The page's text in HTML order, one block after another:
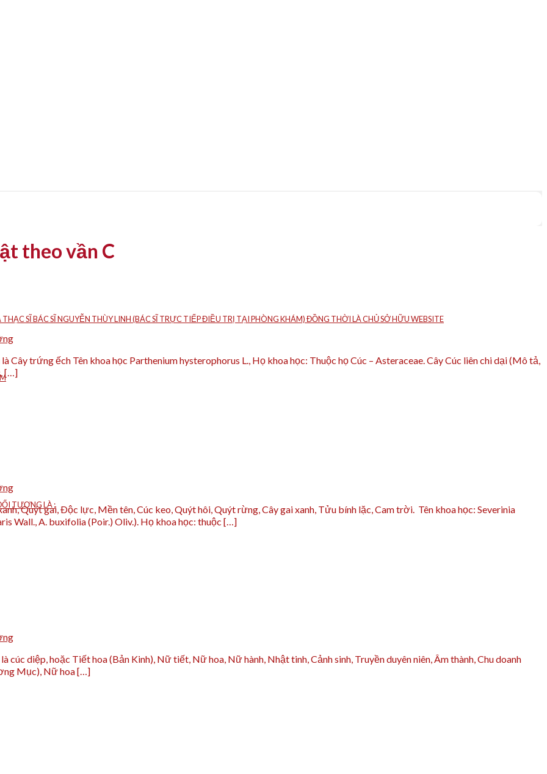
SĨ BÁC SĨ NGUYỄN THÙY LINH (BÁC SĨ TRỰC TIẾP ĐIỀU TRỊ TẠI PHÒNG KHÁM) ĐỒNG THỜI LÀ CHỦ SỞ HỮU WEBSITE
TƯỢNG LÀ :
theo vần C
Cây trứng ếch Tên khoa học Parthenium hysterophorus L., Họ khoa học: Thuộc họ Cúc – Asteraceae. Cây Cúc liên chi dại (Mô tả,
[…]
Quýt gai, Ðộc lực, Mền tên, Cúc keo, Quýt hôi, Quýt rừng, Cây gai xanh, Tửu bính lặc, Cam trời. Tên khoa học: Severinia
Wall., A. buxifolia (Poir.) Oliv.). Họ khoa học: thuộc […]
cúc diệp, hoặc Tiết hoa (Bản Kinh), Nữ tiết, Nữ hoa, Nữ hành, Nhật tinh, Cảnh sinh, Truyền duyên niên, Âm thành, Chu doanh
Mục), Nữ hoa […]